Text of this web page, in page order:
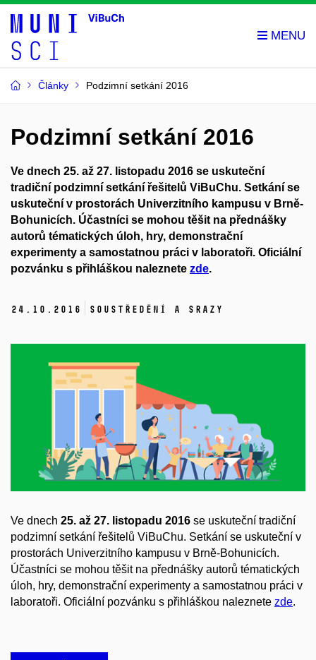
Články Podzimní setkání 2016
Podzimní setkání 2016
Ve dnech 25. až 27. listopadu 2016 se uskuteční
tradiční podzimní setkání řešitelů ViBuChu. Setkání se
uskuteční v prostorách Univerzitního kampusu v Brně-
Bohunicích. Účastníci se mohou těšit na přednášky
autorů tématických úloh, hry, demonstrační
experimenty a samostatnou práci v laboratoři. Oficiální
pozvánku s přihláškou naleznete zde.
24. 10. 2016 Soustředění a srazy
Ve dnech 25. až 27. listopadu 2016 se uskuteční tradiční
podzimní setkání řešitelů ViBuChu. Setkání se uskuteční v
prostorách Univerzitního kampusu v Brně-Bohunicích.
Účastníci se mohou těšit na přednášky autorů tématických
úloh, hry, demonstrační experimenty a samostatnou práci v
laboratoři. Oficiální pozvánku s přihláškou naleznete zde.